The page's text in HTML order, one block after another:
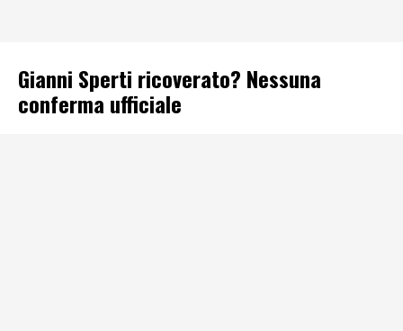
Gianni Sperti ricoverato? Nessuna
conferma ufficiale